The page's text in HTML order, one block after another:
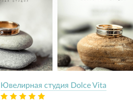
Ювелирная студия Dolce Vita